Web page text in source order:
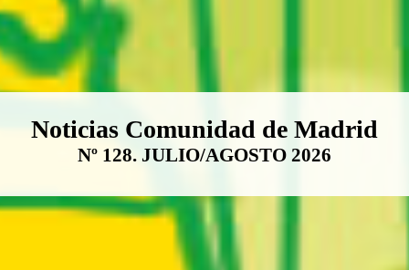
Boletín Noticias Comunidad de
Noticias Comunidad de Madrid
Nº 128. JULIO/AGOSTO 2026